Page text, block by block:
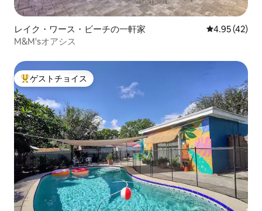
レイク・ワース・ビーチの一軒家 レビュー42
4.95 (42)
M&M'sオアシス
大好評のゲストチョイスです。
ゲストチョイス